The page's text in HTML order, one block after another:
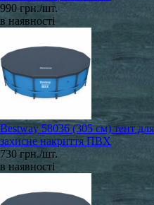
990 грн./шт.
в наявності
Bestway 58036 (305 см) тент
захисне накриття ПВХ
730 грн./шт.
в наявності